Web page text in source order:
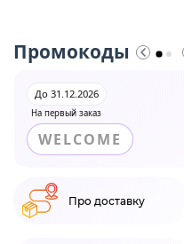
Промокоды
На первый заказ
До 31.12.2026
WELCOME
Про доставку